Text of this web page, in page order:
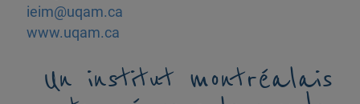
ieim@uqam.ca
www.uqam.ca
Un institut montréalais